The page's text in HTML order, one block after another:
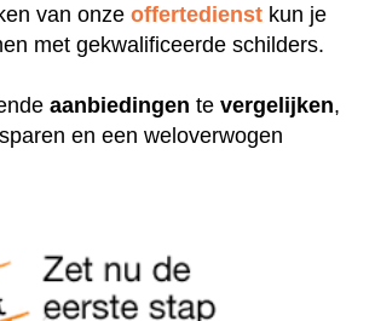
van onze offertedienst kun je
met gekwalificeerde schilders.
aanbiedingen te vergelijken,
en een weloverwogen